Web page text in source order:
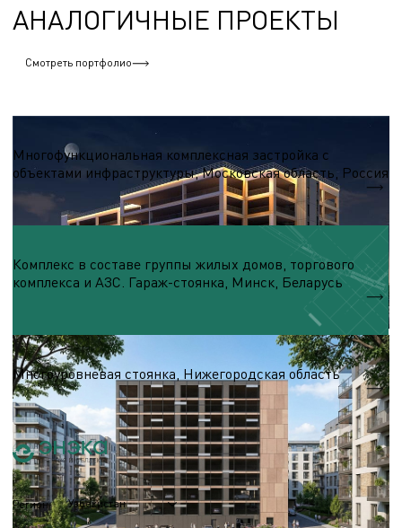
АНАЛОГИЧНЫЕ ПРОЕКТЫ
Смотреть портфолио
Многофункциональная комплексная застройка с
объектами инфраструктуры, Московская область, Россия
S - 12 000 м.кв.
Комплекс в составе группы жилых домов, торгового
комплекса и АЗС. Гараж-стоянка, Минск, Беларусь
Паркинги
Многоуровневая стоянка, Нижегородская область
S - 30 000 м.кв.
Регион Узбекистан